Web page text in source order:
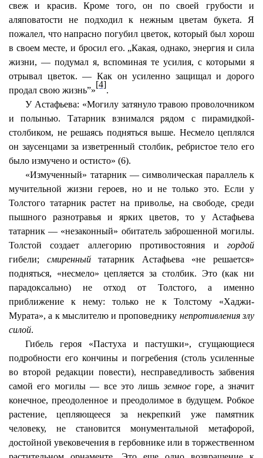
свеж и красив. Кроме того, он по своей грубости и
аляповатости не подходил к нежным цветам букета. Я
пожалел, что напрасно погубил цветок, который был хорош
в своем месте, и бросил его. „Какая, однако, энергия и сила
жизни, — подумал я, вспоминая те усилия, с которыми я
отрывал цветок. — Как он усиленно защищал и дорого
продал свою жизнь”»
[4]
.
У Астафьева: «Могилу затянуло травою проволочником
и полынью. Татарник взнимался рядом с пирамидкой-
столбиком, не решаясь подняться выше. Несмело цеплялся
он заусенцами за изветренный столбик, ребристое тело его
было измучено и остисто» (6).
«Измученный» татарник — символическая параллель к
мучительной жизни героев, но и не только это. Если у
Толстого татарник растет на приволье, на свободе, среди
пышного разнотравья и ярких цветов, то у Астафьева
татарник — «незаконный» обитатель заброшенной могилы.
Толстой создает аллегорию противостояния и гордой
гибели; смиренныйтатарник Астафьева «не решается»
подняться, «несмело» цепляется за столбик. Это (как ни
парадоксально) не отход от Толстого, а именно
приближение к нему: только не к Толстому «Хаджи-
Мурата», а к мыслителю и проповеднику непротивления злу
силой.
Гибель героя «Пастуха и пастушки», сгущающиеся
подробности его кончины и погребения (столь усиленные
во второй редакции повести), несправедливость забвения
самой его могилы — все это лишьземноегоре, а значит
конечное, преодоленное и преодолимое в будущем. Робкое
растение, цепляющееся за некрепкий уже памятник
человеку, не становится монументальной метафорой,
достойной увековечения в гербовнике или в торжественном